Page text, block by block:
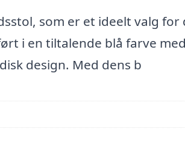
som er et ideelt valg for
i en tiltalende blå farve
design. Med dens b